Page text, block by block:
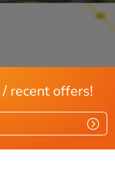
recent offers!